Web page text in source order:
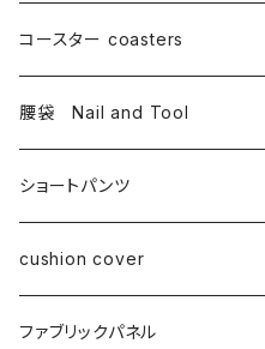
コースター coasters
腰袋 Nail and Tool
ショートパンツ
cushion cover
ファブリックパネル